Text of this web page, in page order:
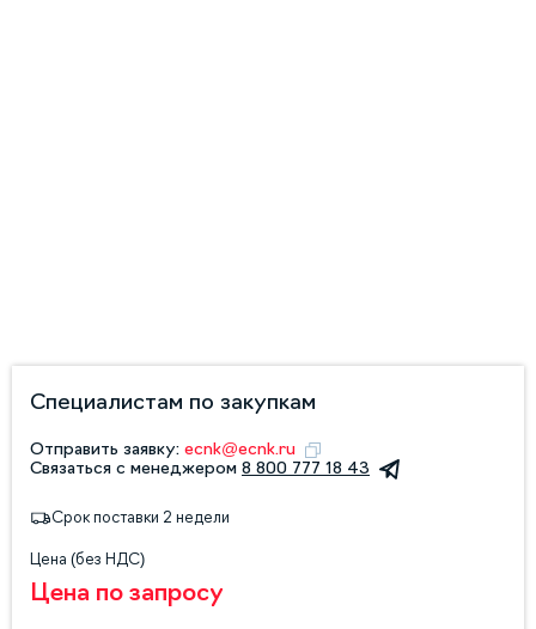
Специалистам по закупкам
Отправить заявку: ecnk@ecnk.ru
Связаться с менеджером 8 800 777 18 43
Срок поставки 2 недели
Цена (без НДС)
Цена по запросу